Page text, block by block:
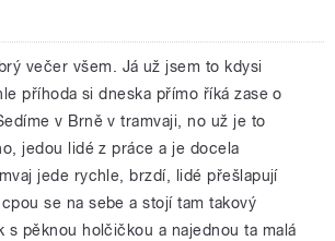
večer všem. Já už jsem to kdysi
příhoda si dneska přímo říká zase o
v Brně v tramvaji, no už je to
jedou lidé z práce a je docela
jede rychle, brzdí, lidé přešlapují
se na sebe a stojí tam takový
s pěknou holčičkou a najednou ta malá